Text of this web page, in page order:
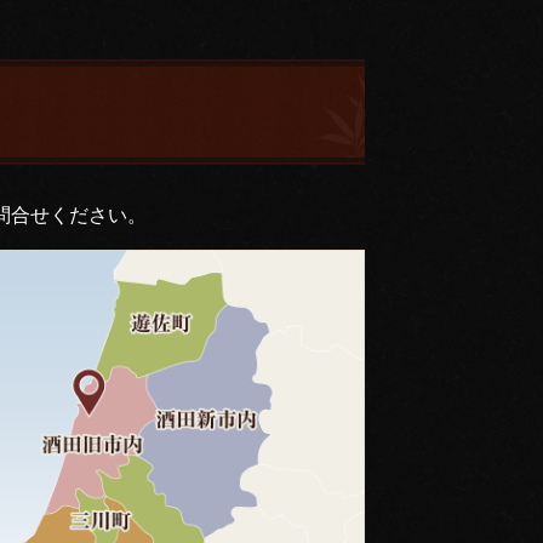
せください。